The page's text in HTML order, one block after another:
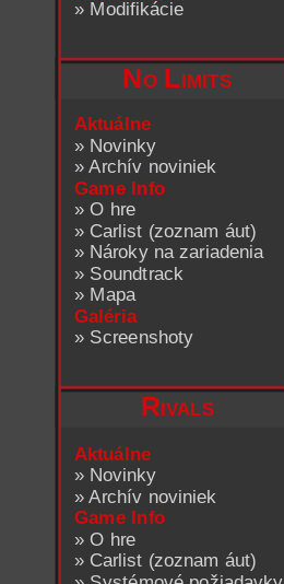
» Modifikácie
No Limits
Aktuálne
» Novinky
»Archív noviniek
Game Info
»O hre
» Carlist (zoznam áut)
» Nároky na zariadenia
» Soundtrack
» Mapa
Galéria
» Screenshoty
Rivals
Aktuálne
» Novinky
»Archív noviniek
Game Info
»O hre
» Carlist (zoznam áut)